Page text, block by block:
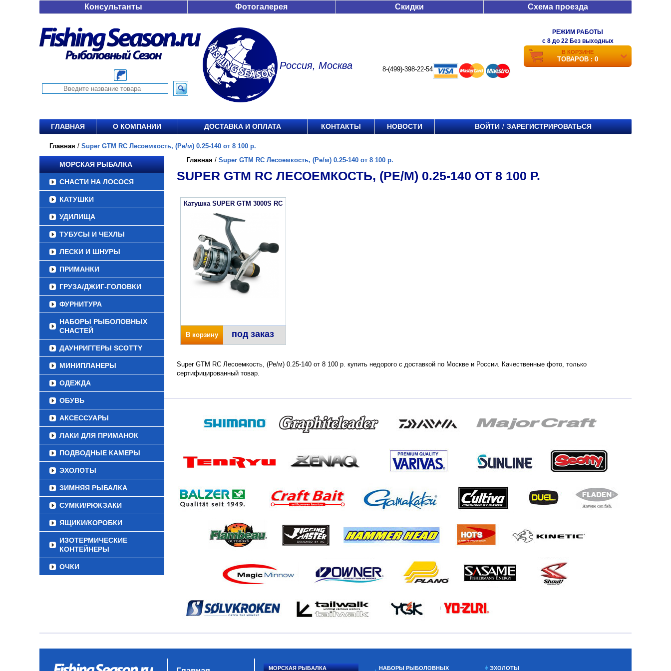
Консультанты Фотогалерея Скидки Схема проезда
Россия, Москва 8-(499)-398-22-54
РЕЖИМ РАБОТЫ
c 8 до 22 Без выходных
В КОРЗИНЕ
ТОВАРОВ : 0
ГЛАВНАЯ О КОМПАНИИ ДОСТАВКА И ОПЛАТА КОНТАКТЫ НОВОСТИ ВОЙТИ / ЗАРЕГИСТРИРОВАТЬСЯ
Главная / Super GTM RC Лесоемкость, (Ре/м) 0.25-140 от 8 100 р.
МОРСКАЯ РЫБАЛКА
СНАСТИ НА ЛОСОСЯ
КАТУШКИ
УДИЛИЩА
ТУБУСЫ И ЧЕХЛЫ
ЛЕСКИ И ШНУРЫ
ПРИМАНКИ
ГРУЗА/ДЖИГ-ГОЛОВКИ
ФУРНИТУРА
НАБОРЫ РЫБОЛОВНЫХ
СНАСТЕЙ
ДАУНРИГГЕРЫ SCOTTY
МИНИПЛАНЕРЫ
ОДЕЖДА
ОБУВЬ
АКСЕССУАРЫ
ЛАКИ ДЛЯ ПРИМАНОК
ПОДВОДНЫЕ КАМЕРЫ
ЭХОЛОТЫ
ЗИМНЯЯ РЫБАЛКА
СУМКИ/РЮКЗАКИ
ЯЩИКИ/КОРОБКИ
ИЗОТЕРМИЧЕСКИЕ
КОНТЕЙНЕРЫ
ОЧКИ
Главная / Super GTM RC Лесоемкость, (Ре/м) 0.25-140 от 8 100 р.
SUPER GTM RC ЛЕСОЕМКОСТЬ, (РЕ/М) 0.25-140 ОТ 8 100 Р.
Катушка SUPER GTM 3000S RC
В корзину под заказ
Super GTM RC Лесоемкость, (Ре/м) 0.25-140 от 8 100 р. купить недорого с доставкой по Москве и России. Качественные фото, только
сертифицированный товар.
МОРСКАЯ РЫБАЛКА НАБОРЫ РЫБОЛОВНЫХ ЭХОЛОТЫ